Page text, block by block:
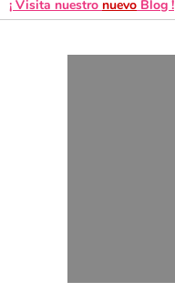
¡ Visita nuestro nuevo Blog !